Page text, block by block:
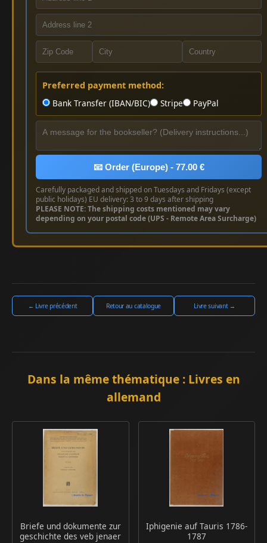
Preferred payment method:
Bank Transfer (IBAN/BIC)
Stripe PayPal
📧 Order (Europe) - 77.00 €
Carefully packaged and shipped on Tuesdays and Fridays (except
public holidays) EU delivery: 3 to 9 days after shipping
PLEASE NOTE: The shipping costs mentioned may vary
depending on your postal code (UPS - Remote Area Surcharge)
← Livre précédent Retour au catalogue Livre suivant →
Dans la même thématique : Livres en
allemand
Briefe und dokumente zur
geschichte des veb jenaer
Iphigenie auf Tauris 1786-
1787